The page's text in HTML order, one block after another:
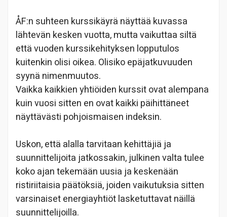
ÅF:n suhteen kurssikäyrä näyttää kuvassa
lähtevän kesken vuotta, mutta vaikuttaa siltä
että vuoden kurssikehityksen lopputulos
kuitenkin olisi oikea. Olisiko epäjatkuvuuden
syynä nimenmuutos.
Vaikka kaikkien yhtiöiden kurssit ovat alempana
kuin vuosi sitten en ovat kaikki päihittäneet
näyttävästi pohjoismaisen indeksin.
Uskon, että alalla tarvitaan kehittäjiä ja
suunnittelijoita jatkossakin, julkinen valta tulee
koko ajan tekemään uusia ja keskenään
ristiriitaisia päätöksiä, joiden vaikutuksia sitten
varsinaiset energiayhtiöt lasketuttavat näillä
suunnittelijoilla.